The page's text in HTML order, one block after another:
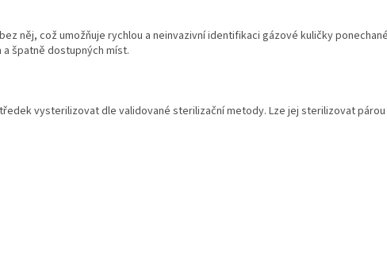
něj, což umožňuje rychlou a neinvazivní identifikaci gázové kuličky
špatně dostupných míst.
vysterilizovat dle validované sterilizační metody. Lze jej sterilizovat